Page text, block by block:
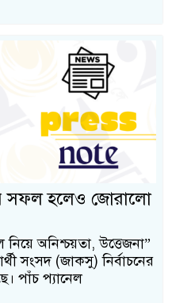
সফল হলেও জোরালো
অনিশ্চয়তা, উত্তেজনা”
সংসদ (জাকসু) নির্বাচনের
পাঁচ প্যানেল